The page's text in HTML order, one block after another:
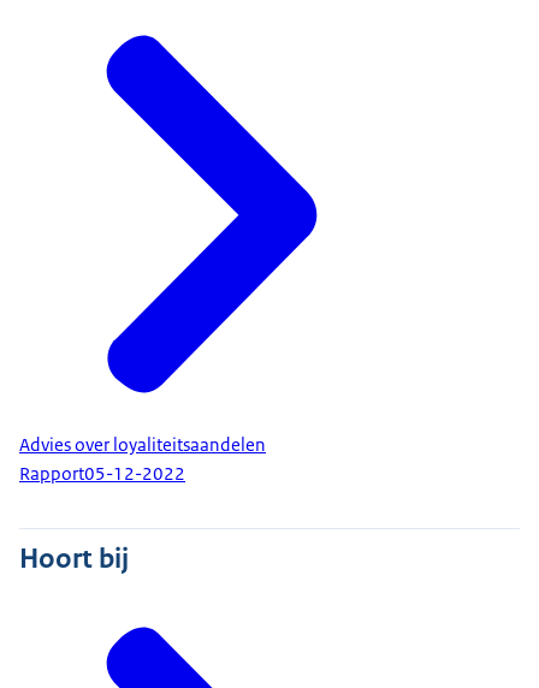
Advies over loyaliteitsaandelen
Rapport05-12-2022
Hoort bij